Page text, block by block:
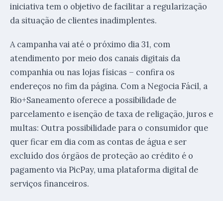
iniciativa tem o objetivo de facilitar a regularização
da situação de clientes inadimplentes.
A campanha vai até o próximo dia 31, com
atendimento por meio dos canais digitais da
companhia ou nas lojas físicas – confira os
endereços no fim da página. Com a Negocia Fácil, a
Rio+Saneamento oferece a possibilidade de
parcelamento e isenção de taxa de religação, juros e
multas: Outra possibilidade para o consumidor que
quer ficar em dia com as contas de água e ser
excluído dos órgãos de proteção ao crédito é o
pagamento via PicPay, uma plataforma digital de
serviços financeiros.